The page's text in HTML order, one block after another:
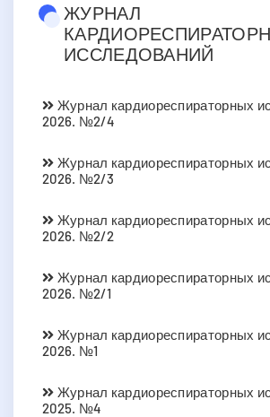
ЖУРНАЛ
ИССЛЕДОВАНИЙ
Журнал кардиореспираторных
2026. №2/4
Журнал кардиореспираторных
2026. №2/3
Журнал кардиореспираторных
2026. №2/2
Журнал кардиореспираторных
2026. №2/1
Журнал кардиореспираторных
2026. №1
Журнал кардиореспираторных
2025. №4